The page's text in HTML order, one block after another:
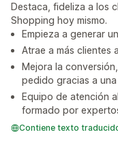
Destaca, fideliza a los
Shopping hoy mismo.
Empieza a generar
Atrae a más clientes
Mejora la
pedido gracias a
Equipo de atención
formado por
Contiene texto